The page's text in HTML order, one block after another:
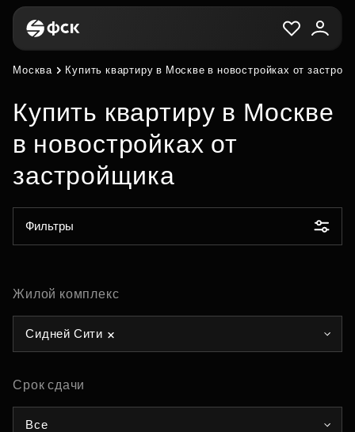
Москва Купить квартиру в Москве в новостройках от
Купить квартиру в Москве
в новостройках от
застройщика
Фильтры
Жилой комплекс
Сидней Сити
Срок сдачи
Все